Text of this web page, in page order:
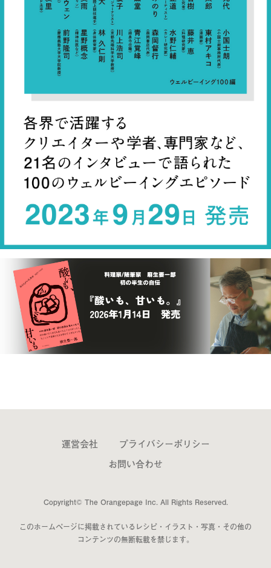
運営会社
プライバシーポリシー
お問い合わせ
Copyright© The Orangepage Inc. All Rights Reserved.
このホームページに掲載されているレシピ・イラスト・写真・その他の
コンテンツの無断転載を禁じます。